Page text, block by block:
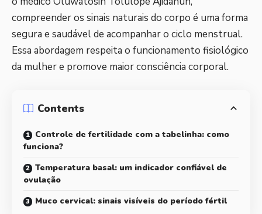
compreender os sinais naturais do corpo é uma forma
segura e saudável de acompanhar o ciclo menstrual.
Essa abordagem respeita o funcionamento fisiológico
da mulher e promove maior consciência corporal.
Contents
Controle de fertilidade com a tabelinha: como
funciona?
Temperatura basal: um indicador confiável de
ovulação
Muco cervical: sinais visíveis do período fértil